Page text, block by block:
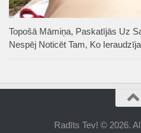
Topošā Māmiņa, Paskatījās Uz
Nespēj Noticēt Tam, Ko
Radīts Tev! © 2026.